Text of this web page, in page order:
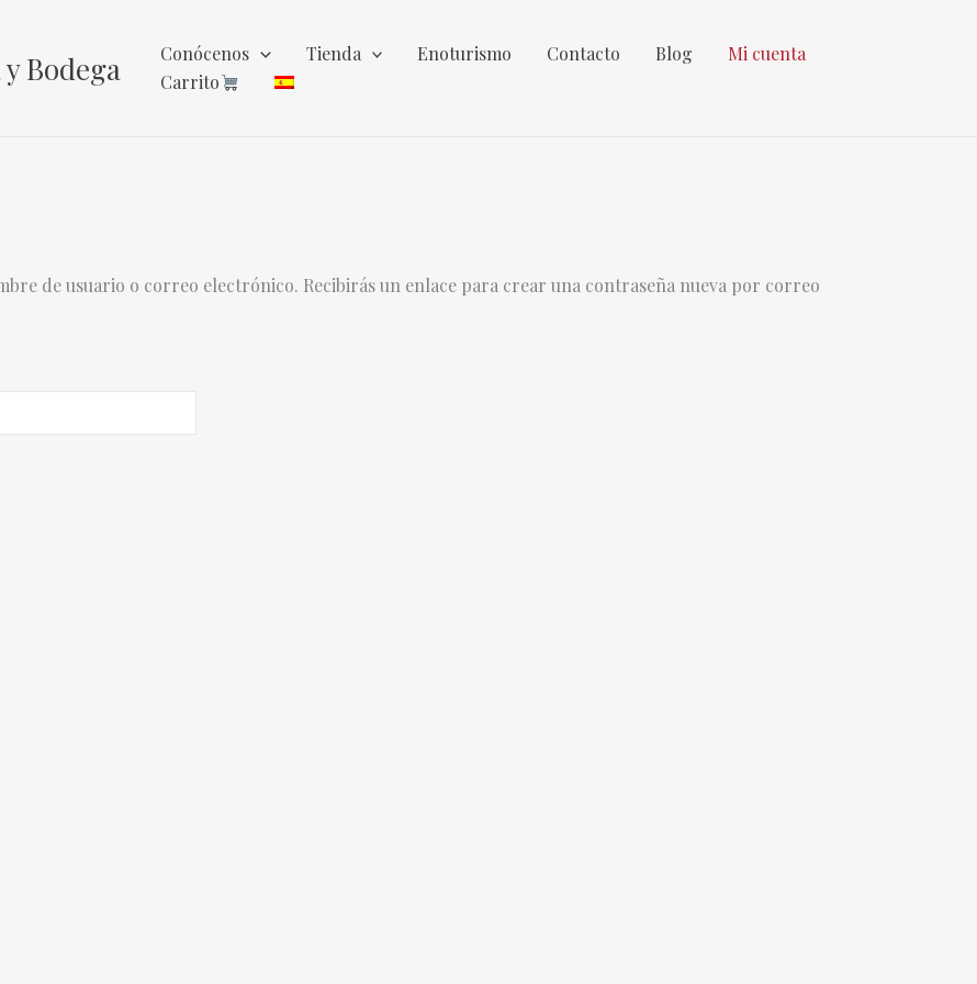
Bodega Conócenos Tienda Enoturismo Contacto Blog
Mi cuenta
Carrito
de usuario o correo electrónico. Recibirás un enlace para crear una contraseña nueva por correo